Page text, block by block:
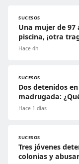
SUCESOS
Una mujer de
piscina, ¡otra
Hace 4h
SUCESOS
Dos detenidos
madrugada:
Hace 1 días
SUCESOS
Tres jóvenes
colonias y